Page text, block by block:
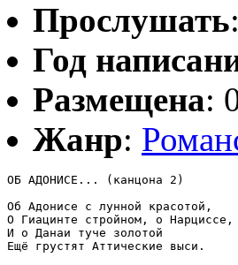
Прослушать
Год
Размещена:
Жанр:
ОБ АДОНИСЕ... (канцона 2)
Об Адонисе с лунной красотой,
О Гиацинте стройном, о Нарциссе,
И о Данаи туче золотой
Ещё грустят Аттические выси.